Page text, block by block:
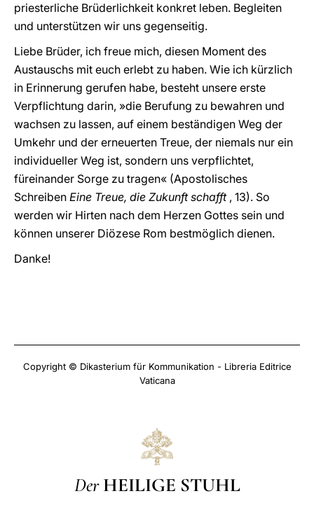
priesterliche Brüderlichkeit konkret leben. Begleiten
und unterstützen wir uns gegenseitig.
Liebe Brüder, ich freue mich, diesen Moment des
Austauschs mit euch erlebt zu haben. Wie ich kürzlich
in Erinnerung gerufen habe, besteht unsere erste
Verpflichtung darin, »die Berufung zu bewahren und
wachsen zu lassen, auf einem beständigen Weg der
Umkehr und der erneuerten Treue, der niemals nur ein
individueller Weg ist, sondern uns verpflichtet,
füreinander Sorge zu tragen« (Apostolisches
Schreiben Eine Treue, die Zukunft schafft, 13). So
werden wir Hirten nach dem Herzen Gottes sein und
können unserer Diözese Rom bestmöglich dienen.
Danke!
Copyright © Dikasterium für Kommunikation - Libreria Editrice
Vaticana
Der HEILIGE STUHL